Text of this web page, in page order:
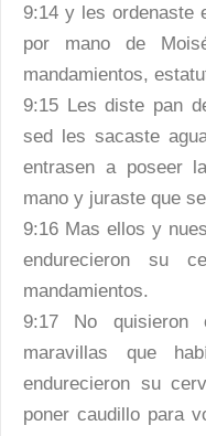
9:14 y les ordenaste
por mano de
mandamientos,
9:15 Les diste pan
sed les sacaste
entrasen a poseer
mano y juraste que
9:16 Mas ellos y
endurecieron su
mandamientos.
9:17 No
maravillas que
endurecieron su
poner caudillo para